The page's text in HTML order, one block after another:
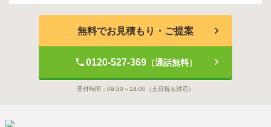
無料でお見積もり・ご提案
0120-527-369（通話無料）
受付時間： 09:30～18:00 （土日祝も対応）